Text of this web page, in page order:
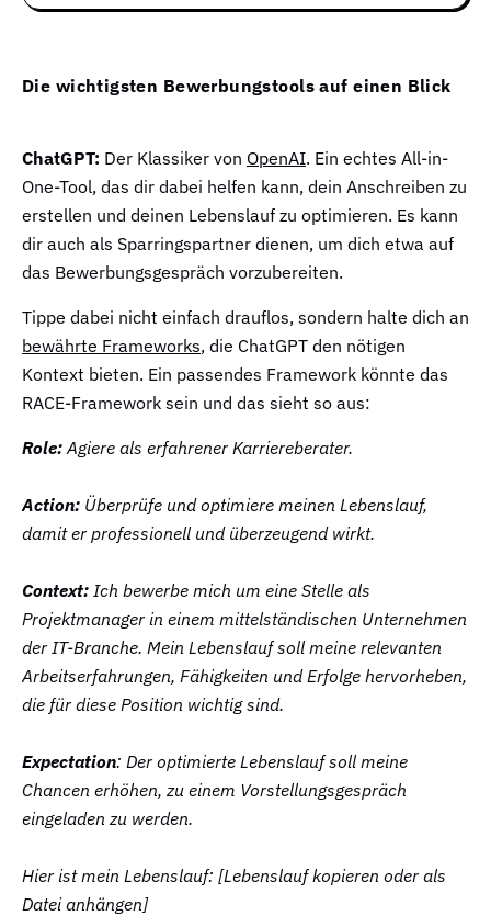
Die wichtigsten Bewerbungstools auf einen Blick
ChatGPT: Der Klassiker von OpenAI. Ein echtes All-in-
One-Tool, das dir dabei helfen kann, dein Anschreiben zu
erstellen und deinen Lebenslauf zu optimieren. Es kann
dir auch als Sparringspartner dienen, um dich etwa auf
das Bewerbungsgespräch vorzubereiten.
Tippe dabei nicht einfach drauflos, sondern halte dich an
bewährte Frameworks, die ChatGPT den nötigen
Kontext bieten. Ein passendes Framework könnte das
RACE-Framework sein und das sieht so aus:
Role: Agiere als erfahrener Karriereberater.
Action: Überprüfe und optimiere meinen Lebenslauf,
damit er professionell und überzeugend wirkt.
Context: Ich bewerbe mich um eine Stelle als
Projektmanager in einem mittelständischen Unternehmen
der IT-Branche. Mein Lebenslauf soll meine relevanten
Arbeitserfahrungen, Fähigkeiten und Erfolge hervorheben,
die für diese Position wichtig sind.
Expectation: Der optimierte Lebenslauf soll meine
Chancen erhöhen, zu einem Vorstellungsgespräch
eingeladen zu werden.
Hier ist mein Lebenslauf: [Lebenslauf kopieren oder als
Datei anhängen]